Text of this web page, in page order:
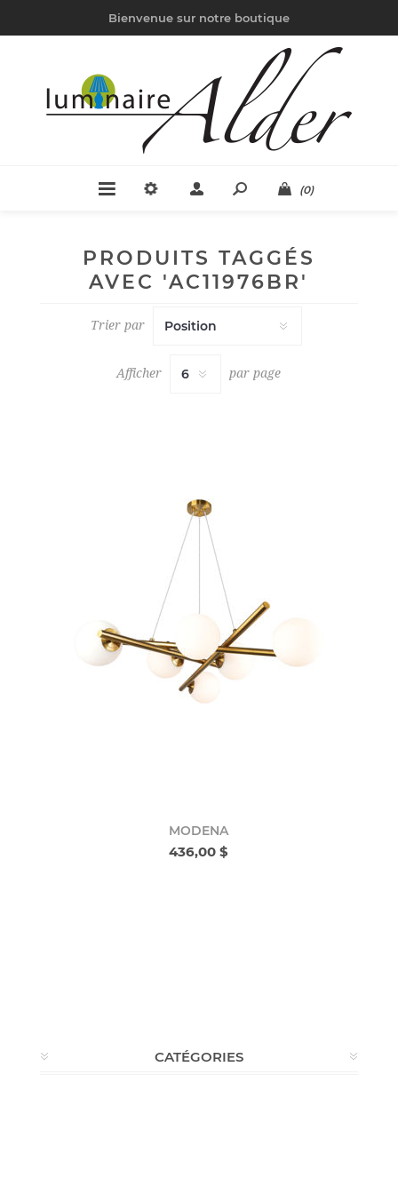
Bienvenue sur notre boutique
(0)
PRODUITS TAGGÉS
AVEC 'AC11976BR'
Trier par
Afficher par page
MODENA
436,00 $
CATÉGORIES